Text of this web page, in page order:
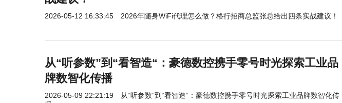
2026-05-12 16:33:45 2026年随身WiFi代理怎么做？格行招商总监张总给出四条实战建议！
从“听参数”到“看智造“：豪德数控携手零号时光探索工业品
牌数智化传播
2026-05-09 22:21:19
从“听参数”到“看智造“：豪德数控携手零号时光探索工业品牌数智化传